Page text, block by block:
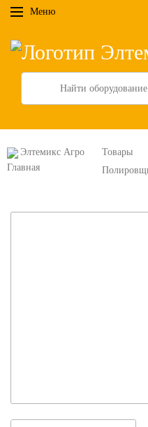
Меню
Search
Элтемикс Агро Товары